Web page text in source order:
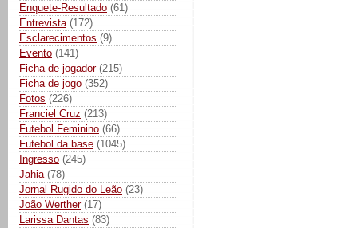
Enquete-Resultado (61)
Entrevista (172)
Esclarecimentos (9)
Evento (141)
Ficha de jogador (215)
Ficha de jogo (352)
Fotos (226)
Franciel Cruz (213)
Futebol Feminino (66)
Futebol da base (1045)
Ingresso (245)
Jahia (78)
Jornal Rugido do Leão (23)
João Werther (17)
Larissa Dantas (83)